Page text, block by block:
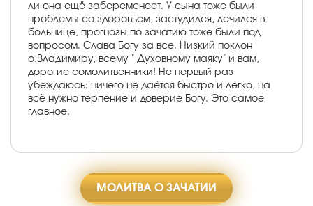
ли она ещё забеременеет. У сына тоже были
проблемы со здоровьем, застудился, лечился в
больнице, прогнозы по зачатию тоже были под
вопросом. Слава Богу за все. Низкий поклон
о.Владимиру, всему " Духовному маяку" и вам,
дорогие сомолитвенники! Не первый раз
убеждаюсь: ничего не даётся быстро и легко, на
всё нужно терпение и доверие Богу. Это самое
главное.
МОЛИТВА О ЗАЧАТИИ